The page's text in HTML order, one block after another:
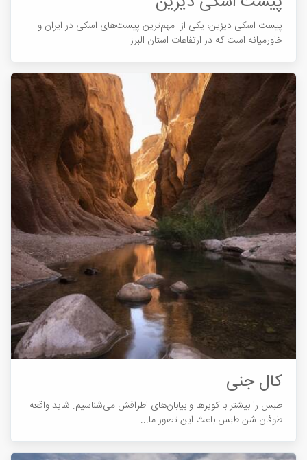
پیست اسکی دیزین، یکی از مهم‌ترین پیست‎های اسکی در ایران و
خاورمیانه است که در ارتفاعات استان البرز...
کال جنی
طبس را بیشتر با کویرها و بیابان‌های اطرافش می‌شناسیم. شاید واقعه
طوفان شن طبس باعث این تصور ما...